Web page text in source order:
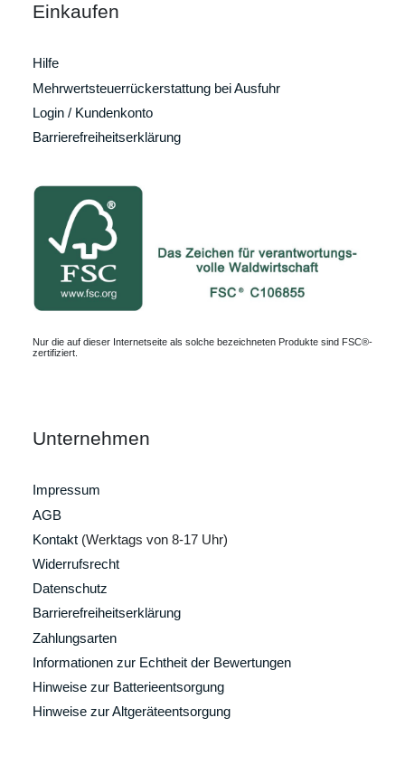
Einkaufen
Hilfe
Mehrwertsteuerrückerstattung bei Ausfuhr
Login / Kundenkonto
Barrierefreiheitserklärung
Nur die auf dieser Internetseite als solche bezeichneten Produkte sind FSC®-
zertifiziert.
Unternehmen
Impressum
AGB
Kontakt (Werktags von 8-17 Uhr)
Widerrufsrecht
Datenschutz
Barrierefreiheitserklärung
Zahlungsarten
Informationen zur Echtheit der Bewertungen
Hinweise zur Batterieentsorgung
Hinweise zur Altgeräteentsorgung